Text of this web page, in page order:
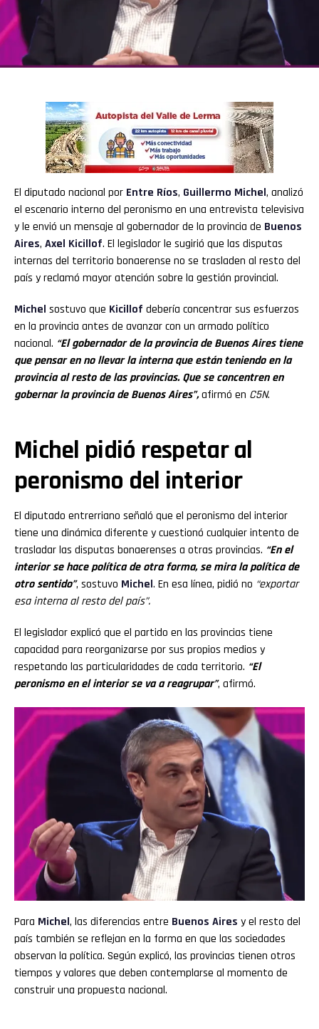
El diputado nacional por Entre Ríos, Guillermo Michel, analizó
el escenario interno del peronismo en una entrevista televisiva
y le envió un mensaje al gobernador de la provincia de Buenos
Aires, Axel Kicillof. El legislador le sugirió que las disputas
internas del territorio bonaerense no se trasladen al resto del
país y reclamó mayor atención sobre la gestión provincial.
Michel sostuvo que Kicillof debería concentrar sus esfuerzos
en la provincia antes de avanzar con un armado político
nacional. “El gobernador de la provincia de Buenos Aires tiene
que pensar en no llevar la interna que están teniendo en la
provincia al resto de las provincias. Que se concentren en
gobernar la provincia de Buenos Aires”,afirmó en C5N.
Michel pidió respetar al
peronismo del interior
El diputado entrerriano señaló que el peronismo del interior
tiene una dinámica diferente y cuestionó cualquier intento de
trasladar las disputas bonaerenses a otras provincias. “En el
interior se hace política de otra forma, se mira la política de
otro sentido”, sostuvo Michel. En esa línea, pidió no “exportar
esa interna al resto del país”.
El legislador explicó que el partido en las provincias tiene
capacidad para reorganizarse por sus propios medios y
respetando las particularidades de cada territorio. “El
peronismo en el interior se va a reagrupar”, afirmó.
Para Michel, las diferencias entre Buenos Aires y el resto del
país también se reflejan en la forma en que las sociedades
observan la política. Según explicó, las provincias tienen otros
tiempos y valores que deben contemplarse al momento de
construir una propuesta nacional.